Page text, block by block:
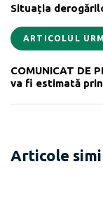
Situația
ARTICOLUL
COMUNICAT DE
va fi estimată
Articole